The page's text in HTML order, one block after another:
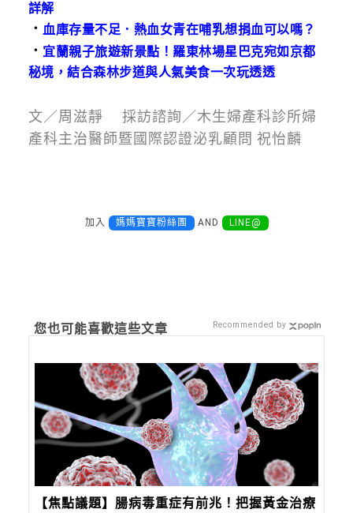
詳解
． 血庫存量不足．熱血女青在哺乳想捐血可以嗎？
． 宜蘭親子旅遊新景點！羅東林場星巴克宛如京都
秘境，結合森林步道與人氣美食一次玩透透
文／周滋靜 採訪諮詢／木生婦產科診所婦
產科主治醫師暨國際認證泌乳顧問 祝怡麟
加入 媽媽寶寶粉絲團 AND LINE@
您也可能喜歡這些文章
【焦點議題】腸病毒重症有前兆！把握黃金治療
Recommended by